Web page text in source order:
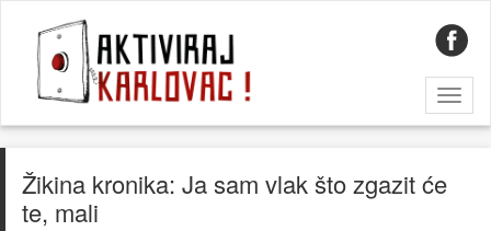
Žikina kronika: Ja sam vlak što zgazit će
te, mali